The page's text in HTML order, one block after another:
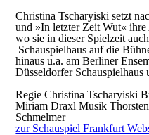
Christina Tscharyiski setzt
und »In letzter Zeit Wut«
wo sie in dieser Spielzeit
Schauspielhaus auf die
hinaus u.a. am Berliner
Düsseldorfer
Regie Christina Tscharyiski
Miriam DraxlMusik
Schmelmer
zur Schauspiel Frankfurt